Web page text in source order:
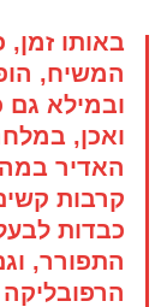
באותו
המשיח,
ובמילא גם
ואכן,
האדיר
קרבות
כבדות
התפורר,